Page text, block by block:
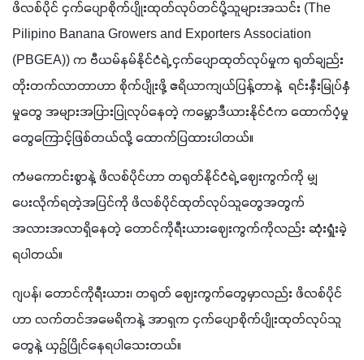
ဖိလစ်ပိုင် ငှက်ပျောစိုက်ပျိုးထုတ်လုပ်တင်ပို့သူများအသင်း (The
Pilipino Banana Growers and Exporters Association
(PBGEA)) က ဗီယမ်နမ်နိုင်ငံရဲ့ ငှက်ပျောထုတ်လုပ်မှုက ရုတ်ချည်း
တိုးတက်လာတာဟာ စိုက်ပျိုးဖို့ ဧရိယာကျယ်ပြန့်တာနဲ့  ရင်းနှီးမြုပ်နှံ
မှုတွေ အများအပြားပြုလုပ်နေတဲ့ ကမ္ဘောဒီယားနိုင်ငံက ထောက်ပံ့မှု
တွေကြောင့်ဖြစ်တယ်လို့ ထောက်ပြထားပါတယ်။
ကံမကောင်းစွာနဲ့ ဖိလစ်ပိုင်ဟာ တရုတ်နိုင်ငံရဲ့ ဈေးကွက်ကို မျှ
ပေးလိုက်ရတဲ့အပြင်ကို ဖိလစ်ပိုင်ထုတ်လုပ်သူတွေအတွက်
အလားအလာရှိနေတဲ့ တောင်ကိုရီးယားဈေးကွက်ကိုလည်း ဆုံးရှုံးခဲ့
ရပါတယ်။
ဂျပန်၊ တောင်ကိုရီးယား၊ တရုတ် ဈေးကွက်တွေမှာလည်း ဖိလစ်ပိုင်
ဟာ လက်တင်အမေရိကနဲ့ အာရှက ငှက်ပျောစိုက်ပျိုးထုတ်လုပ်သူ
တွေနဲ့ ယှဉ်ပြိုင်နေရပါသေးတယ်။